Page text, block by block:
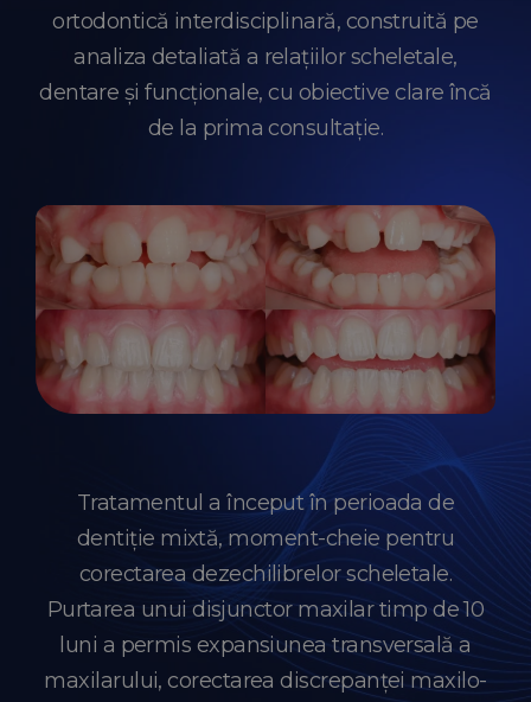
ortodontică interdisciplinară, construită pe
analiza detaliată a relațiilor scheletale,
dentare și funcționale, cu obiective clare încă
de la prima consultație.
Tratamentul a început în perioada de
dentiție mixtă, moment-cheie pentru
corectarea dezechilibrelor scheletale.
Purtarea unui disjunctor maxilar timp de 10
luni a permis expansiunea transversală a
maxilarului, corectarea discrepanței maxilo-